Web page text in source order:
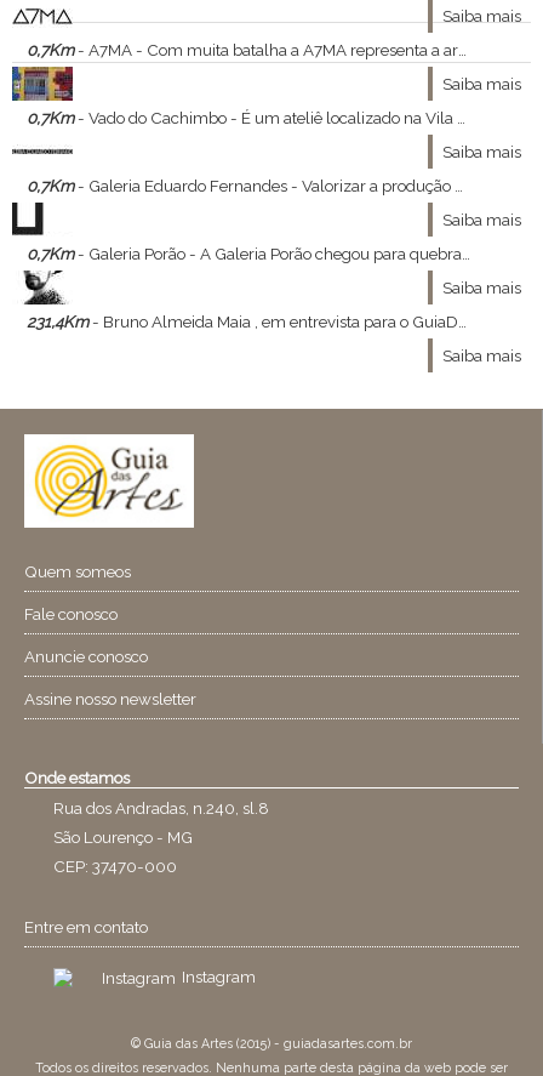
Saiba mais
0,7Km- A7MA - Com muita batalha a A7MA representa a arte que nasceu nas ruas
Saiba mais
0,7Km- Vado do Cachimbo - É um ateliê localizado na Vila Madalena, em São Paulo.
Saiba mais
0,7Km- Galeria Eduardo Fernandes - Valorizar a produção artística contemporânea e a pesquisa constante são os principais pilares da Galeria Eduardo Fernandes.
Saiba mais
0,7Km- Galeria Porão - A Galeria Porão chegou para quebrar todos os paradigmas e tornar a arte acessível a todos.
Saiba mais
231,4Km- Bruno Almeida Maia , em entrevista para o GuiaDasArtes - Bruno Almeida Maia , ministrante do curso Constelações Visionárias , a relação entre moda , arte e filosofia nos concedeu a ótima entrevista que se segue :
Saiba mais
Quem someos
Fale conosco
Anuncie conosco
Assine nosso newsletter
Onde estamos
Rua dos Andradas, n.240, sl.8
São Lourenço - MG
CEP: 37470-000
Entre em contato
Instagram
© Guia das Artes (2015) - guiadasartes.com.br
Todos os direitos reservados. Nenhuma parte desta página da web pode ser